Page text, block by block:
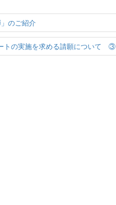
のご紹介
トの実施を求める請願について ③